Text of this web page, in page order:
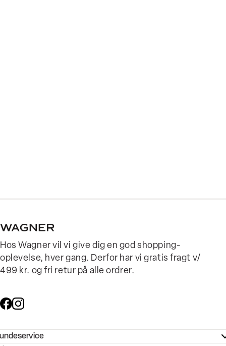
Hos Wagner vil vi give dig en god shopping-
oplevelse, hver gang. Derfor har vi gratis fragt v/
499 kr. og fri retur på alle ordrer.